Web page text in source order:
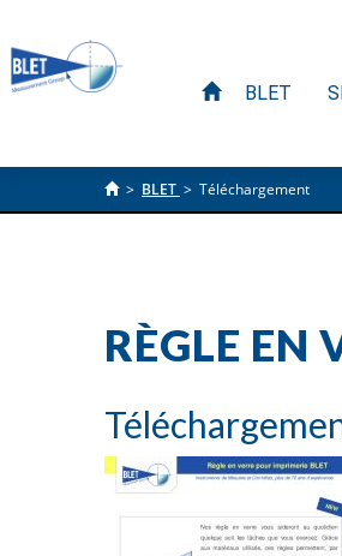
BLET
> BLET > Téléchargement
RÈGLE EN